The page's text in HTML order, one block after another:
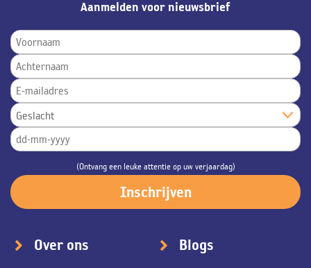
Aanmelden voor nieuwsbrief
(Ontvang een leuke attentie op uw verjaardag)
Over ons
Blogs